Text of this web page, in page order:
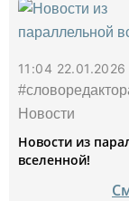
11:04 22.01.2026
Новости
Новости из
вселенной!